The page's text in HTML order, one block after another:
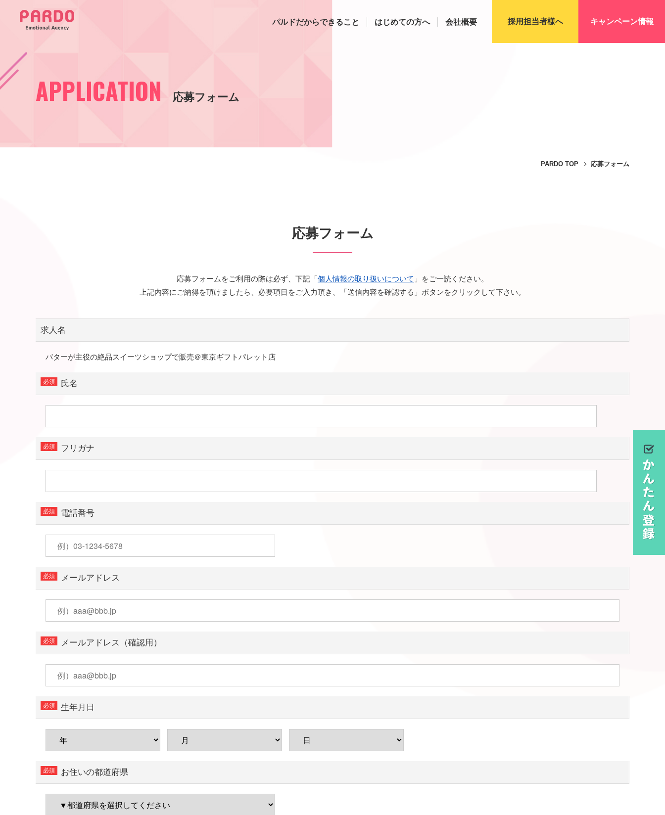
パルドだからできること はじめての方へ 会社概要 採用担当者様へ キャンペーン情報
APPLICATION 応募フォーム
PARDO TOP 応募フォーム
応募フォーム
応募フォームをご利用の際は必ず、下記「個人情報の取り扱いについて 」をご一読ください。
上記内容にご納得を頂けましたら、必要項目をご入力頂き、「送信内容を確認する」ボタンをクリックして下さい。
求人名
バターが主役の絶品スイーツショップで販売＠東京ギフトパレット店
氏名
フリガナ
電話番号
メールアドレス
メールアドレス（確認用）
生年月日
お住いの都道府県